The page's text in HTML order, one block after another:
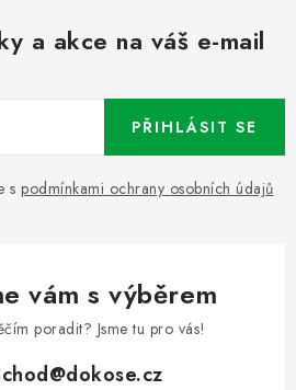
a akce na váš e-mail
s podmínkami ochrany osobních údajů
PŘIHLÁSIT SE
vám s výběrem
poradit? Jsme tu pro vás!
@dokose.cz